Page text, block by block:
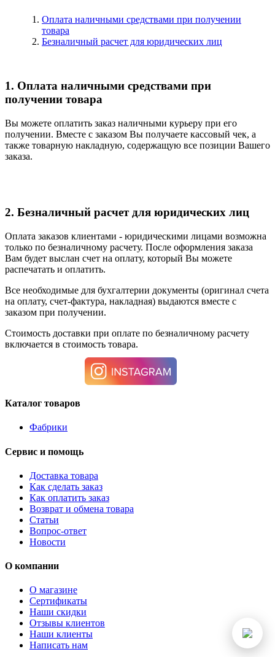
Оплата наличными средствами при получении
товара
Безналичный расчет для юридических лиц
1. Оплата наличными средствами при
получении товара
Вы можете оплатить заказ наличными курьеру при его
получении. Вместе с заказом Вы получаете кассовый чек, а
также товарную накладную, содержащую все позиции Вашего
заказа.
2. Безналичный расчет для юридических лиц
Оплата заказов клиентами - юридическими лицами возможна
только по безналичному расчету. После оформления заказа
Вам будет выслан счет на оплату, который Вы можете
распечатать и оплатить.
Все необходимые для бухгалтерии документы (оригинал счета
на оплату, счет-фактура, накладная) выдаются вместе с
заказом при получении.
Стоимость доставки при оплате по безналичному расчету
включается в стоимость товара.
Каталог товаров
Фабрики
Сервис и помощь
Доставка товара
Как сделать заказ
Как оплатить заказ
Возврат и обмена товара
Статьи
Вопрос-ответ
Новости
О компании
О магазине
Сертификаты
Наши скидки
Отзывы клиентов
Наши клиенты
Написать нам